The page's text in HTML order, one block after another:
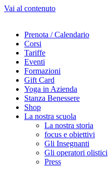
Vai al contenuto
Prenota / Calendario
Corsi
Tariffe
Eventi
Formazioni
Gift Card
Yoga in Azienda
Stanza Benessere
Shop
La nostra scuola
La nostra storia
focus e obiettivi
Gli Insegnanti
Gli operatori olistici
Press